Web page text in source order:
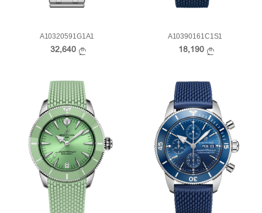
A10320591G1A1
32,640
A10390161C1S1
18,190